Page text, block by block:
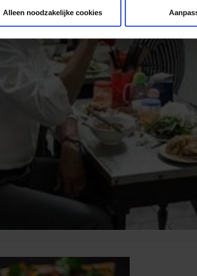
Alleen noodzakelijke cookies